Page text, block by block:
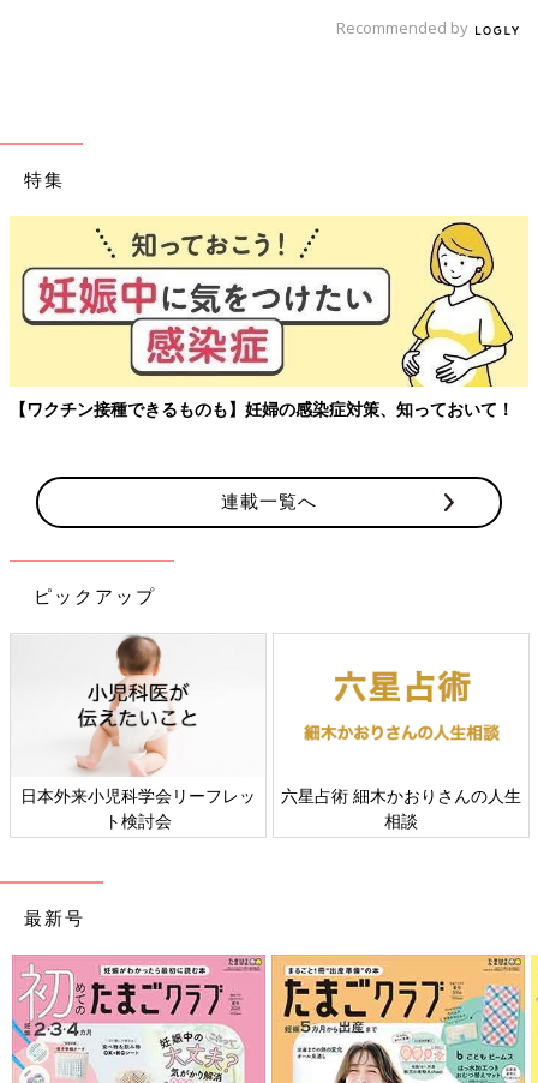
Recommended by
特集
【ワクチン接種できるものも】妊婦の感染症対策、知っておいて！
連載一覧へ
ピックアップ
日本外来小児科学会リーフレッ
ト検討会
六星占術 細木かおりさんの人生
相談
最新号